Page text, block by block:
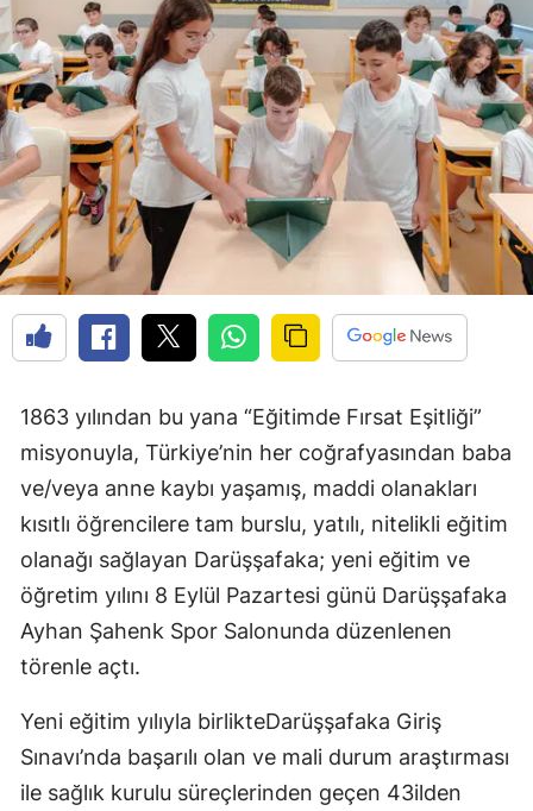
1863 yılından bu yana “Eğitimde Fırsat Eşitliği”
misyonuyla, Türkiye’nin her coğrafyasından baba
ve/veya anne kaybı yaşamış, maddi olanakları
kısıtlı öğrencilere tam burslu, yatılı, nitelikli eğitim
olanağı sağlayan Darüşşafaka; yeni eğitim ve
öğretim yılını 8 Eylül Pazartesi günü Darüşşafaka
Ayhan Şahenk Spor Salonunda düzenlenen
törenle açtı.
Yeni eğitim yılıyla birlikteDarüşşafaka Giriş
Sınavı’nda başarılı olan ve mali durum araştırması
ile sağlık kurulu süreçlerinden geçen 43ilden